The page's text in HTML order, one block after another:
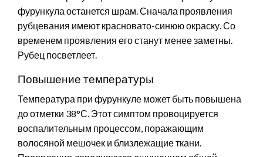
фурункула останется шрам. Сначала проявления
рубцевания имеют красновато-синюю окраску. Со
временем проявления его станут менее заметны.
Рубец посветлеет.
Повышение температуры
Температура при фурункуле может быть повышена
до отметки 38°С. Этот симптом провоцируется
воспалительным процессом, поражающим
волосяной мешочек и близлежащие ткани.